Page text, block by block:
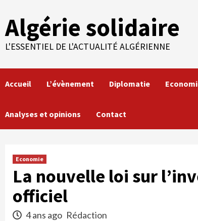
content
Algérie solidaire
L'ESSENTIEL DE L'ACTUALITÉ ALGÉRIENNE
Accueil L’évènement Diplomatie
Analyses et opinions Contact
Economie
La nouvelle loi sur
officiel
4 ans ago Rédaction